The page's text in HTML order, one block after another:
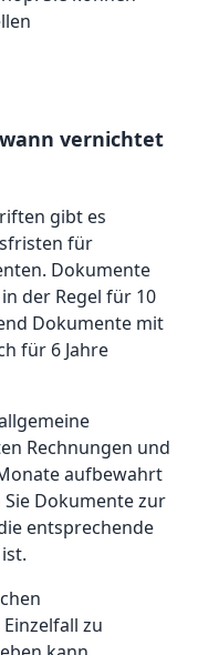
vernichtet
gibt es
für
Dokumente
der Regel für 10
Dokumente mit
für 6 Jahre
Rechnungen und
aufbewahrt
Dokumente zur
entsprechende
zu